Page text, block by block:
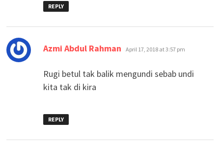
REPLY
Azmi Abdul Rahman says:
April 17, 2018 at 3:57 pm
Rugi betul tak balik mengundi sebab undi
kita tak di kira
REPLY